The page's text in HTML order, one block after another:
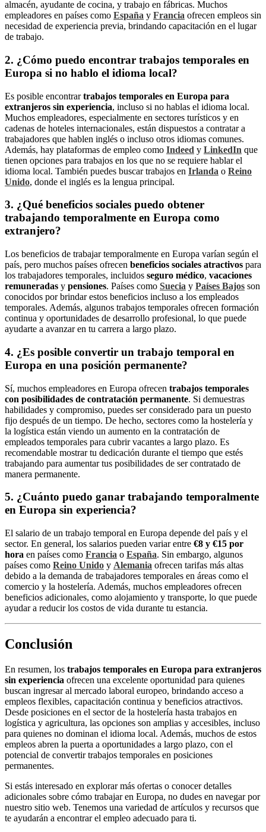
almacén, ayudante de cocina, y trabajo en fábricas. Muchos
empleadores en países como España y Francia ofrecen empleos sin
necesidad de experiencia previa, brindando capacitación en el lugar
de trabajo.
2. ¿Cómo puedo encontrar trabajos temporales en
Europa si no hablo el idioma local?
Es posible encontrartrabajos temporales en Europa para
extranjeros sin experiencia, incluso si no hablas el idioma local.
Muchos empleadores, especialmente en sectores turísticos y en
cadenas de hoteles internacionales, están dispuestos a contratar a
trabajadores que hablen inglés o incluso otros idiomas comunes.
Además, hay plataformas de empleo como Indeed y LinkedIn que
tienen opciones para trabajos en los que no se requiere hablar el
idioma local. También puedes buscar trabajos en Irlanda o Reino
Unido, donde el inglés es la lengua principal.
3. ¿Qué beneficios sociales puedo obtener
trabajando temporalmente en Europa como
extranjero?
Los beneficios de trabajar temporalmente en Europa varían según el
país, pero muchos países ofrecen beneficios sociales atractivos para
los trabajadores temporales, incluidos seguro médico, vacaciones
remuneradas y pensiones. Países como Suecia y Países Bajos son
conocidos por brindar estos beneficios incluso a los empleados
temporales. Además, algunos trabajos temporales ofrecen formación
continua y oportunidades de desarrollo profesional, lo que puede
ayudarte a avanzar en tu carrera a largo plazo.
4. ¿Es posible convertir un trabajo temporal en
Europa en una posición permanente?
Sí, muchos empleadores en Europa ofrecen trabajos temporales
con posibilidades de contratación permanente. Si demuestras
habilidades y compromiso, puedes ser considerado para un puesto
fijo después de un tiempo. De hecho, sectores como la hostelería y
la logística están viendo un aumento en la contratación de
empleados temporales para cubrir vacantes a largo plazo. Es
recomendable mostrar tu dedicación durante el tiempo que estés
trabajando para aumentar tus posibilidades de ser contratado de
manera permanente.
5. ¿Cuánto puedo ganar trabajando temporalmente
en Europa sin experiencia?
El salario de un trabajo temporal en Europa depende del país y el
sector. En general, los salarios pueden variar entre €8 y €15 por
hora en países como Francia o España. Sin embargo, algunos
países como Reino Unido y Alemania ofrecen tarifas más altas
debido a la demanda de trabajadores temporales en áreas como el
comercio y la hostelería. Además, muchos empleadores ofrecen
beneficios adicionales, como alojamiento y transporte, lo que puede
ayudar a reducir los costos de vida durante tu estancia.
Conclusión
En resumen, los trabajos temporales en Europa para extranjeros
sin experiencia ofrecen una excelente oportunidad para quienes
buscan ingresar al mercado laboral europeo, brindando acceso a
empleos flexibles, capacitación continua y beneficios atractivos.
Desde posiciones en el sector de la hostelería hasta trabajos en
logística y agricultura, las opciones son amplias y accesibles, incluso
para quienes no dominan el idioma local. Además, muchos de estos
empleos abren la puerta a oportunidades a largo plazo, con el
potencial de convertir trabajos temporales en posiciones
permanentes.
Si estás interesado en explorar más ofertas o conocer detalles
adicionales sobre cómo trabajar en Europa, no dudes en navegar por
nuestro sitio web. Tenemos una variedad de artículos y recursos que
te ayudarán a encontrar el empleo adecuado para ti.